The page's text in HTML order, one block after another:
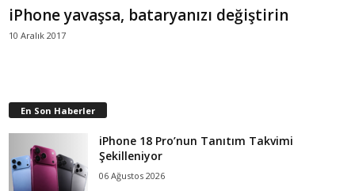
iPhone yavaşsa, bataryanızı değiştirin
10 Aralık 2017
En Son Haberler
iPhone 18 Pro’nun Tanıtım Takvimi
Şekilleniyor
06 Ağustos 2026